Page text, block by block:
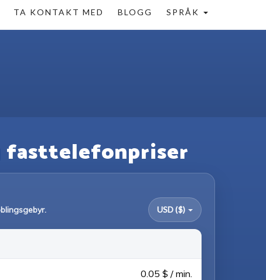
TA KONTAKT MED BLOGG SPRÅK
fasttelefonpriser
USD ($)
0.05 $ / min.